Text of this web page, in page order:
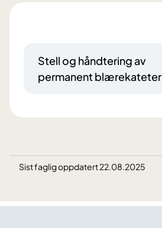
Stell og håndtering av
permanent blærekateter
Sist faglig oppdatert 22.08.2025